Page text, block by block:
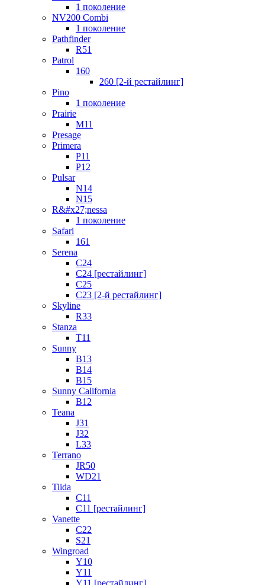
1 поколение
NV200 Combi
1 поколение
Pathfinder
R51
Patrol
160
260 [2-й рестайлинг]
Pino
1 поколение
Prairie
M11
Presage
Primera
P11
P12
Pulsar
N14
N15
R&#x27;nessa
1 поколение
Safari
161
Serena
C24
C24 [рестайлинг]
C25
С23 [2-й рестайлинг]
Skyline
R33
Stanza
T11
Sunny
B13
B14
B15
Sunny California
B12
Teana
J31
J32
L33
Terrano
JR50
WD21
Tiida
C11
C11 [рестайлинг]
Vanette
C22
S21
Wingroad
Y10
Y11
Y11 [рестайлинг]